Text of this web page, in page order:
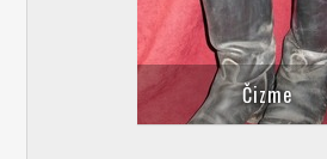
Čizme